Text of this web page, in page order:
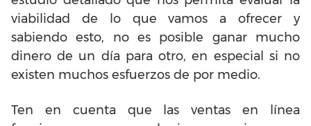
viabilidad de lo que vamos a ofrecer y
sabiendo esto, no es posible ganar mucho
dinero de un día para otro, en especial si no
existen muchos esfuerzos de por medio.
Ten en cuenta que las ventas en línea